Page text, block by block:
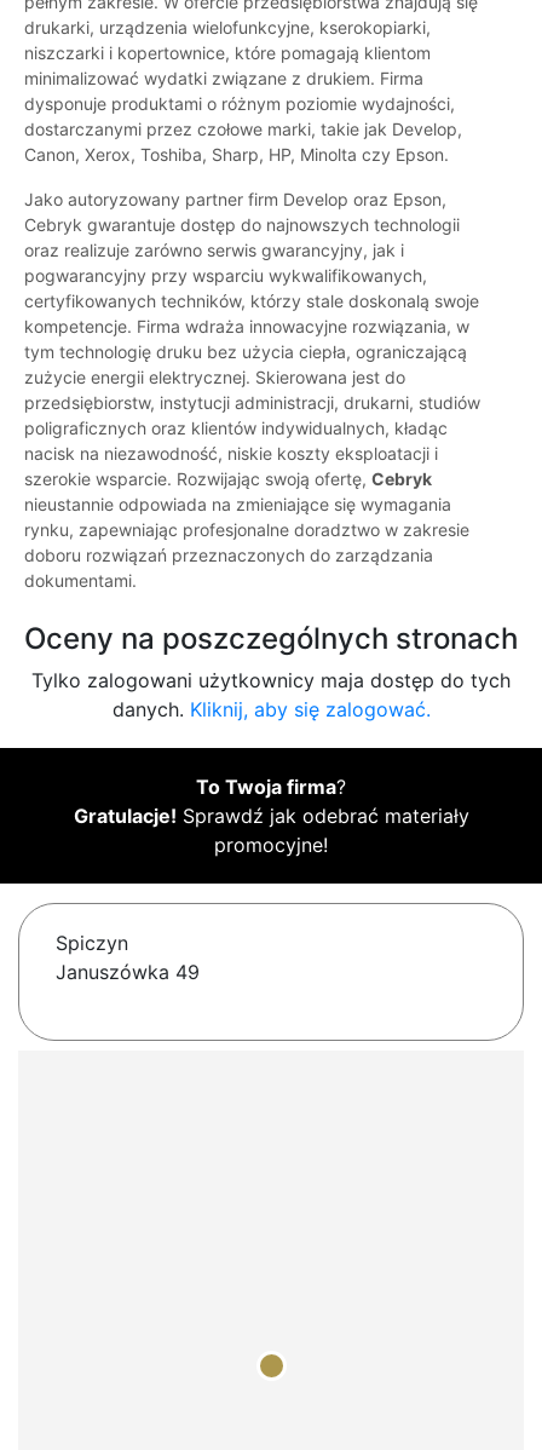
drukarki, urządzenia wielofunkcyjne, kserokopiarki,
niszczarki i kopertownice, które pomagają klientom
minimalizować wydatki związane z drukiem. Firma
dysponuje produktami o różnym poziomie wydajności,
dostarczanymi przez czołowe marki, takie jak Develop,
Canon, Xerox, Toshiba, Sharp, HP, Minolta czy Epson.
Jako autoryzowany partner firm Develop oraz Epson,
Cebryk gwarantuje dostęp do najnowszych technologii
oraz realizuje zarówno serwis gwarancyjny, jak i
pogwarancyjny przy wsparciu wykwalifikowanych,
certyfikowanych techników, którzy stale doskonalą swoje
kompetencje. Firma wdraża innowacyjne rozwiązania, w
tym technologię druku bez użycia ciepła, ograniczającą
zużycie energii elektrycznej. Skierowana jest do
przedsiębiorstw, instytucji administracji, drukarni, studiów
poligraficznych oraz klientów indywidualnych, kładąc
nacisk na niezawodność, niskie koszty eksploatacji i
szerokie wsparcie. Rozwijając swoją ofertę, Cebryk
nieustannie odpowiada na zmieniające się wymagania
rynku, zapewniając profesjonalne doradztwo w zakresie
doboru rozwiązań przeznaczonych do zarządzania
dokumentami.
Oceny na poszczególnych stronach
Tylko zalogowani użytkownicy maja dostęp do tych
danych. Kliknij, aby się zalogować.
To Twoja firma?
Gratulacje! Sprawdź jak odebrać materiały
promocyjne!
Spiczyn
Januszówka 49